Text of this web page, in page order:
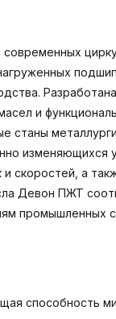
и
станы
изменяющихся
и скоростей, а
Девон ПЖТ
промышленных
способность